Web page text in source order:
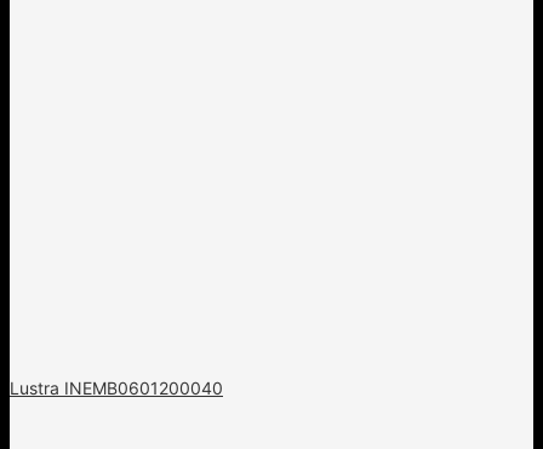
Lustra INEMB0601200040